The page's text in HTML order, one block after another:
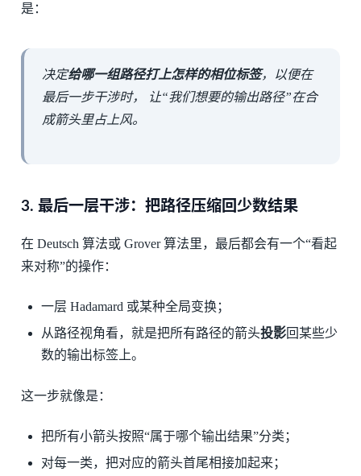
是：
决定给哪一组路径打上怎样的相位标签，以便在
最后一步干涉时， 让“我们想要的输出路径”在合
成箭头里占上风。
3. 最后一层干涉：把路径压缩回少数结果
在 Deutsch 算法或 Grover 算法里，最后都会有一个“看起
来对称”的操作：
一层 Hadamard 或某种全局变换；
从路径视角看，就是把所有路径的箭头投影回某些少
数的输出标签上。
这一步就像是：
把所有小箭头按照“属于哪个输出结果”分类；
对每一类，把对应的箭头首尾相接加起来；